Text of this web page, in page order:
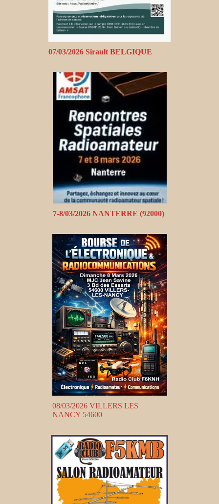
07/03/2026 Sirault BELGIQUE
7-8/03/2026 NANTERRE (92000)
08/03/2026 VILLERS LES
NANCY 54600